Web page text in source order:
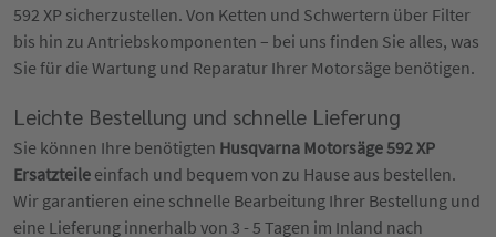
592 XP sicherzustellen. Von Ketten und Schwertern über Filter
bis hin zu Antriebskomponenten – bei uns finden Sie alles, was
Sie für die Wartung und Reparatur Ihrer Motorsäge benötigen.
Leichte Bestellung und schnelle Lieferung
Sie können Ihre benötigten Husqvarna Motorsäge 592 XP
Ersatzteile einfach und bequem von zu Hause aus bestellen.
Wir garantieren eine schnelle Bearbeitung Ihrer Bestellung und
eine Lieferung innerhalb von 3 - 5 Tagen im Inland nach